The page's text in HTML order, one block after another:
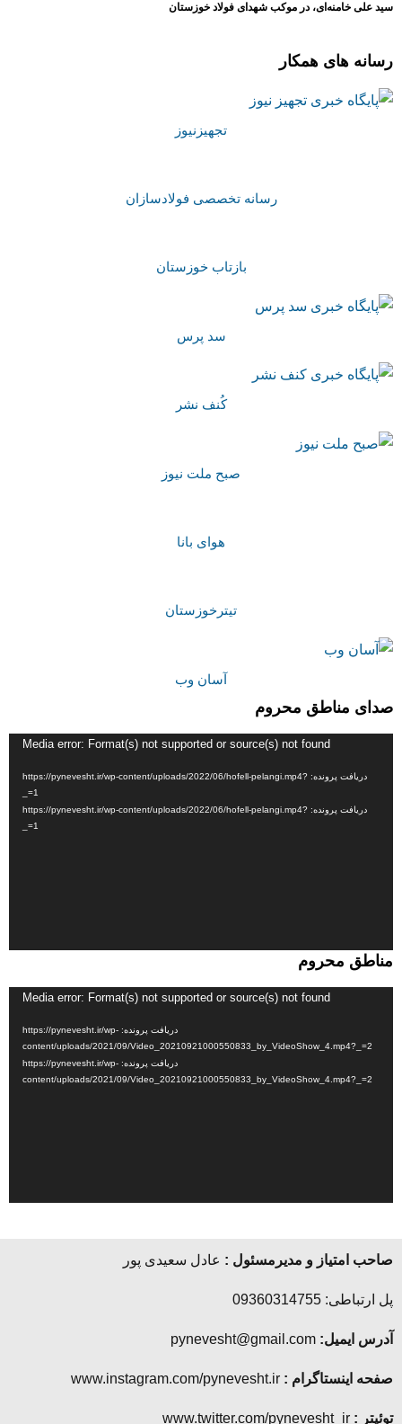
سید علی خامنه‌ای، در موکب شهدای فولاد خوزستان
رسانه های همکار
تجهیزنیوز
رسانه تخصصی فولادسازان
بازتاب خوزستان
سد پرس
کُنف نشر
صبح ملت نیوز
هوای بانا
تیترخوزستان
آسان وب
صدای مناطق محروم
Media error: Format(s) not supported or source(s) not found
دریافت پرونده: https://pynevesht.ir/wp-content/uploads/2022/06/hofell-pelangi.mp4?
_=1
دریافت پرونده: https://pynevesht.ir/wp-content/uploads/2022/06/hofell-pelangi.mp4?
_=1
مناطق محروم
Media error: Format(s) not supported or source(s) not found
دریافت پرونده: https://pynevesht.ir/wp-
content/uploads/2021/09/Video_20210921000550833_by_VideoShow_4.mp4?_=2
دریافت پرونده: https://pynevesht.ir/wp-
content/uploads/2021/09/Video_20210921000550833_by_VideoShow_4.mp4?_=2
صاحب امتیاز و مدیرمسئول : عادل سعیدی پور
پل ارتباطی: 09360314755
آدرس ایمیل:
صفحه اینستاگرام :
توئیتر :